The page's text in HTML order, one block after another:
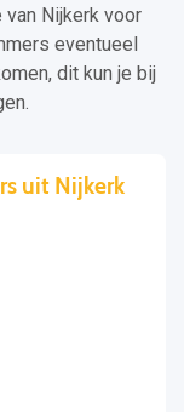
Nijkerk voor
eventueel
dit kun je bij
uit Nijkerk